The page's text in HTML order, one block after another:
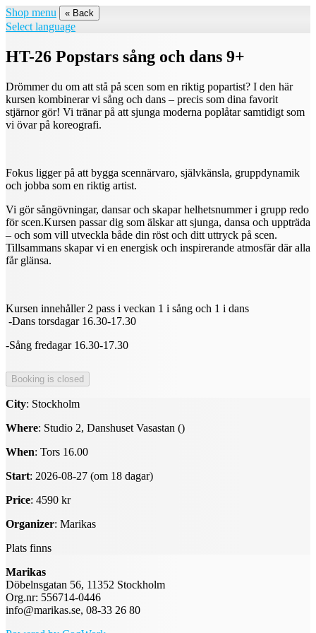
Shop menu « Back
Select language
HT-26 Popstars sång och dans 9+
Drömmer du om att stå på scen som en riktig popartist? I den här
kursen kombinerar vi sång och dans – precis som dina favorit
stjärnor gör! Vi tränar på att sjunga moderna poplåtar samtidigt som
vi övar på koreografi.
Fokus ligger på att bygga scennärvaro, självkänsla, gruppdynamik
och jobba som en riktig artist.
Vi gör sångövningar, dansar och skapar helhetsnummer i grupp redo
för scen.Kursen passar dig som älskar att sjunga, dansa och uppträda
– och som vill utveckla både din röst och ditt uttryck på scen.
Tillsammans skapar vi en energisk och inspirerande atmosfär där alla
får glänsa.
Kursen innehåller 2 pass i veckan 1 i sång och 1 i dans
-Dans torsdagar 16.30-17.30
-Sång fredagar 16.30-17.30
City: Stockholm
Where: Studio 2, Danshuset Vasastan ()
When: Tors 16.00
Start: 2026-08-27 (om 18 dagar)
Price: 4590 kr
Organizer: Marikas
Plats finns
Marikas
Döbelnsgatan 56, 11352 Stockholm
Org.nr: 556714-0446
info@marikas.se, 08-33 26 80